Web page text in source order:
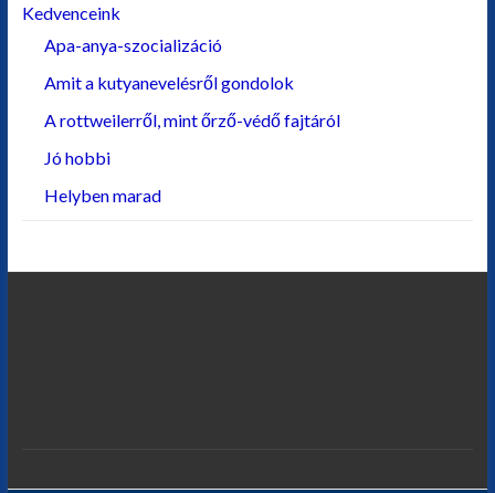
Kedvenceink
Apa-anya-szocializáció
Amit a kutyanevelésről gondolok
A rottweilerről, mint őrző-védő fajtáról
Jó hobbi
Helyben marad